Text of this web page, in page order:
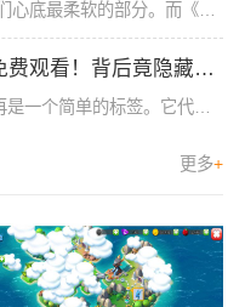
十九岁暴躁少女CSGO免费观看！背后竟隐藏着这些真相！
“暴躁少女”，这个词在网络上早已不再是一个简单的标签。它代表了年轻一代复杂的情感状态和心理表现。对于很多十九岁的少女来说，成长过程中充满了压力和挑战。而最近，一位十九岁暴躁少女在CSGO游戏中的表现引
更多+